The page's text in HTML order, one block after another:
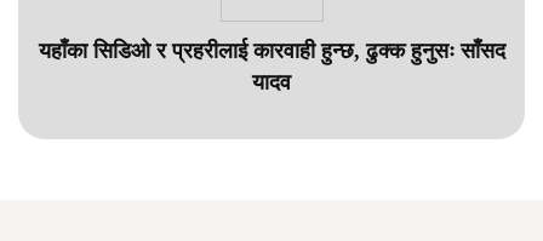
यहाँका सिडिओ र प्रहरीलाई कारवाही हुन्छ, ढुक्क हुनुसः साँसद
यादव